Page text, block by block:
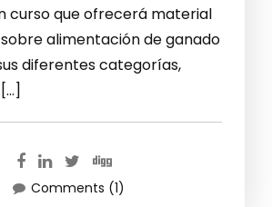
curso que ofrecerá material
alimentación de ganado
diferentes categorías,
Comments (1)